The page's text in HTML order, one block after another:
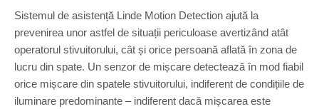
Sistemul de asistență Linde Motion Detection ajută la
prevenirea unor astfel de situații periculoase avertizând atât
operatorul stivuitorului, cât și orice persoană aflată în zona de
lucru din spate. Un senzor de mișcare detectează în mod fiabil
orice mișcare din spatele stivuitorului, indiferent de condițiile de
iluminare predominante – indiferent dacă mișcarea este